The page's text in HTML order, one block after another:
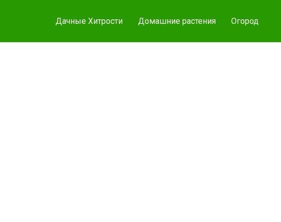
Дачные Хитрости Домашние растения Огород